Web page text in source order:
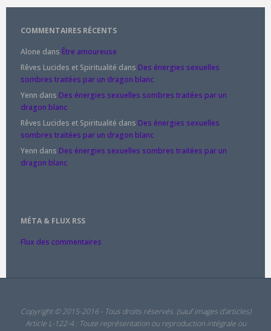
COMMENTAIRES RÉCENTS
Alone dans Être amoureuse
Rêves Lucides et Spiritualité dans Des énergies sexuelles
sombres traitées par un dragon blanc
Yenn dans Des énergies sexuelles sombres traitées par un
dragon blanc
Rêves Lucides et Spiritualité dans Des énergies sexuelles
sombres traitées par un dragon blanc
Yenn dans Des énergies sexuelles sombres traitées par un
dragon blanc
MÉTA & FLUX RSS
Flux des commentaires
Copyright © 2015-2016 - Tous droits réservés. (sauf images d'articles)
Article L-122-4 : Toute représentation ou reproduction intégrale ou